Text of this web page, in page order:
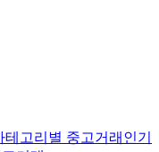
테고리별 중고거래 인기